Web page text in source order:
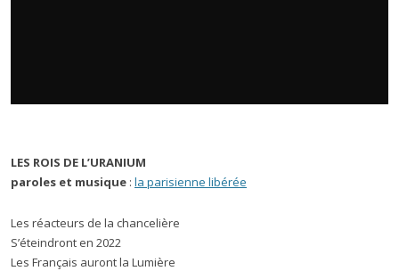
LES ROIS DE L’URANIUM
paroles et musique : la parisienne libérée
Les réacteurs de la chancelière
S’éteindront en 2022
Les Français auront la Lumière